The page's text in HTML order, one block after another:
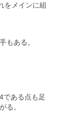
をメインに組
もある。
である点も足
る。